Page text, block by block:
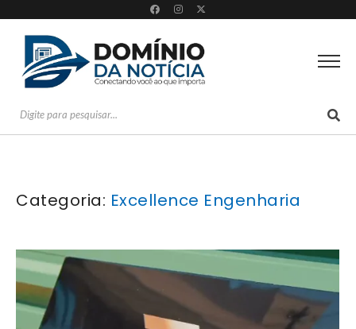
Categoria: Excellence Engenharia